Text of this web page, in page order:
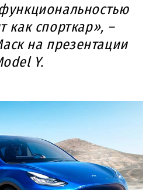
как спорткар», –
на презентации
Y.